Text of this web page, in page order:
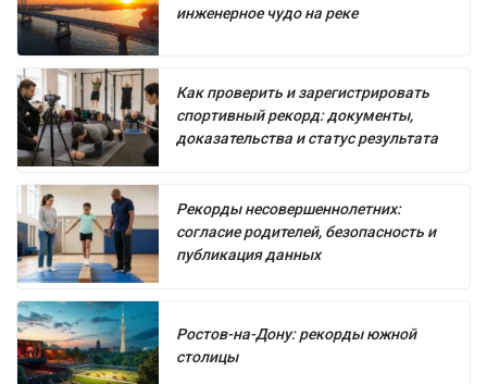
инженерное чудо на реке
Как проверить и зарегистрировать
спортивный рекорд: документы,
доказательства и статус результата
Рекорды несовершеннолетних:
согласие родителей, безопасность и
публикация данных
Ростов-на-Дону: рекорды южной
столицы